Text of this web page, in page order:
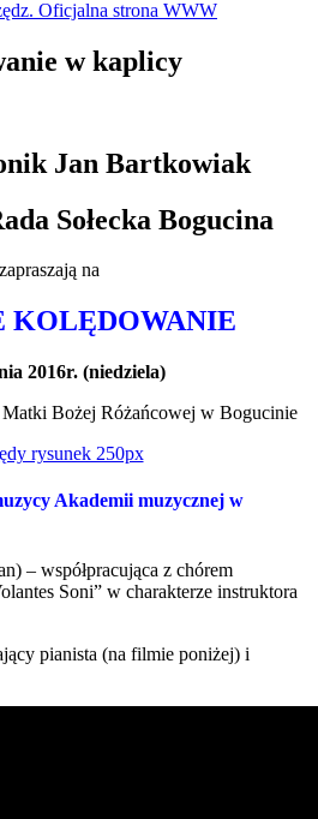
w kaplicy
Jan Bartkowiak
Sołecka Bogucina
zapraszają na
KOLĘDOWANIE
2016r. (niedziela)
Bożej Różańcowej w Bogucinie
Akademii muzycznej w
– współpracująca z chórem
Soni” w charakterze instruktora
pianista (na filmie poniżej) i